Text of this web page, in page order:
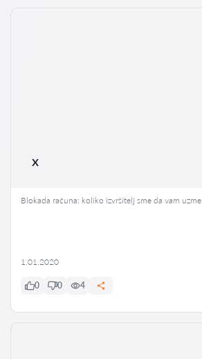
x
Blokada računa: koliko izvršitelj sme da vam uzme
1.01.2020
0 0 4